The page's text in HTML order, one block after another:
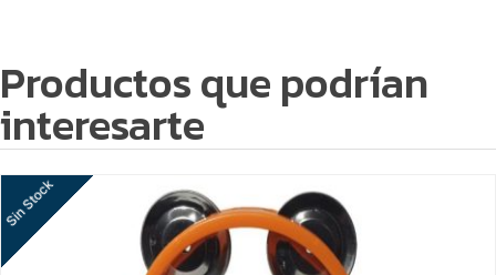
Productos que podrían
interesarte
Sin Stock